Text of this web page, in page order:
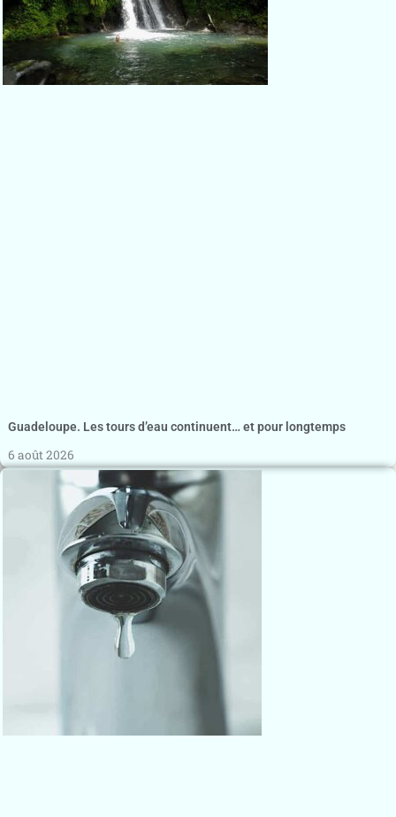
Guadeloupe. Les tours d’eau continuent… et pour longtemps
6 août 2026